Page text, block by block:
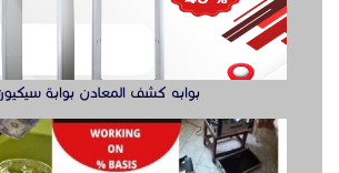
بوابه كشف المعادن بوابة